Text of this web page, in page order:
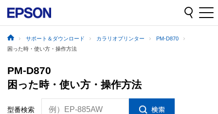
サポート＆ダウンロード カラリオプリンター
PM-D870
困った時・使い方・操作方法
PM-D870
困った時・使い方・操作方法
型番検索 例）EP-885AW